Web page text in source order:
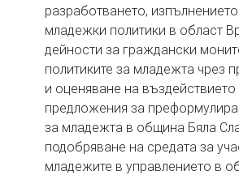
разработването,
младежки политики в област
дейности за граждански
политиките за младежта чрез
и оценяване на
предложения за
за младежта в община Бяла
подобряване на средата за
младежите в управлението в